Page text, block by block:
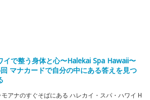
イで整う身体と心〜Halekai Spa Hawaii〜
マナカードで自分の中にある答えを見つ
モアナのすぐそばにある ハレカイ・スパ・ハワイ H